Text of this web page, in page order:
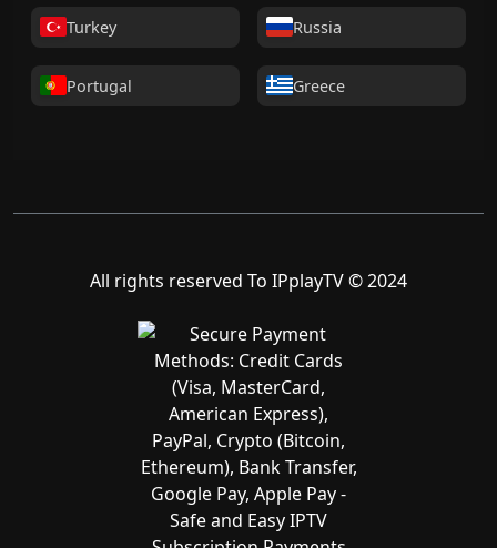
Turkey Russia
Portugal Greece
All rights reserved To IPplayTV © 2024